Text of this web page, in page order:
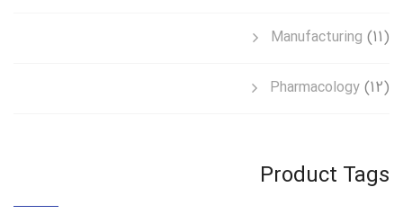
Manufacturing (11)
Pharmacology (12)
Product Tags